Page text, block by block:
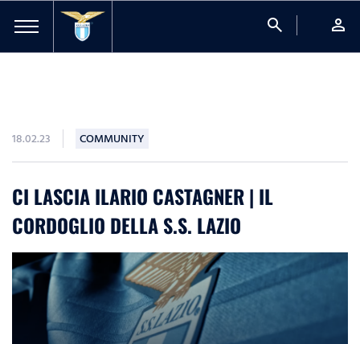
search person
18.02.23 COMMUNITY
CI LASCIA ILARIO CASTAGNER | IL
CORDOGLIO DELLA S.S. LAZIO